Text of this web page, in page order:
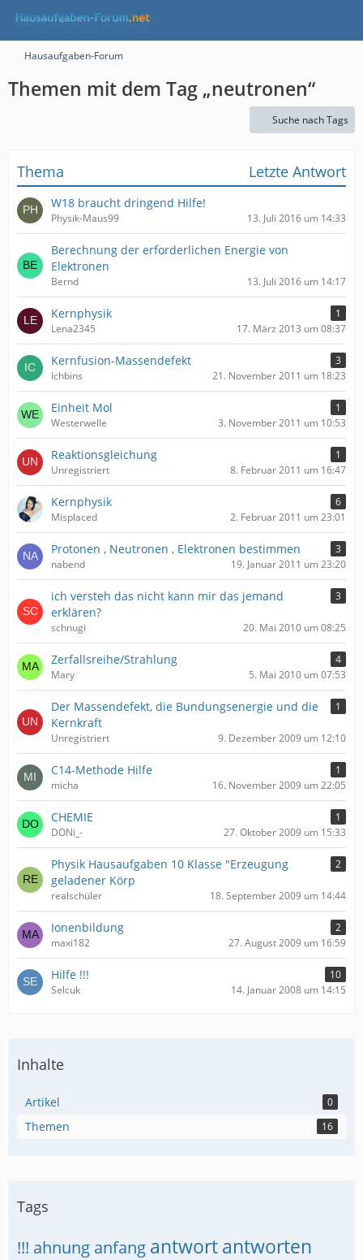
Hausaufgaben-Forum
Themen mit dem Tag „neutronen“
Suche nach Tags
Thema Letzte Antwort
W18 braucht dringend Hilfe!
Physik-Maus99 13. Juli 2016 um 14:33
Berechnung der erforderlichen Energie von
Elektronen
Bernd 13. Juli 2016 um 14:17
Kernphysik
1
Lena2345
17. März 2013 um 08:37
Kernfusion-Massendefekt
3
Ichbins
21. November 2011 um 18:23
Einheit Mol
1
Westerwelle
3. November 2011 um 10:53
Reaktionsgleichung
1
Unregistriert
8. Februar 2011 um 16:47
Kernphysik
6
Misplaced
2. Februar 2011 um 23:01
Protonen , Neutronen , Elektronen bestimmen
3
nabend
19. Januar 2011 um 23:20
ich versteh das nicht kann mir das jemand
erklären?
3
schnugi 20. Mai 2010 um 08:25
Zerfallsreihe/Strahlung
4
Mary
5. Mai 2010 um 07:53
Der Massendefekt, die Bundungsenergie und die
Kernkraft
1
Unregistriert 9. Dezember 2009 um 12:10
C14-Methode Hilfe
1
micha
16. November 2009 um 22:05
CHEMIE
1
DONi_-
27. Oktober 2009 um 15:33
Physik Hausaufgaben 10 Klasse "Erzeugung
geladener Körp
2
realschüler 18. September 2009 um 14:44
Ionenbildung
2
maxi182
27. August 2009 um 16:59
Hilfe !!!
10
Selcuk
14. Januar 2008 um 14:15
Inhalte
Artikel 0
Themen 16
Tags
!!! ahnung anfang antwortantworten